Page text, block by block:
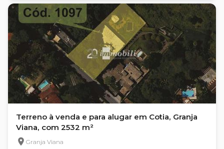
Terreno à venda e para alugar em Cotia, Granja
Viana, com 2532 m²
Granja Viana